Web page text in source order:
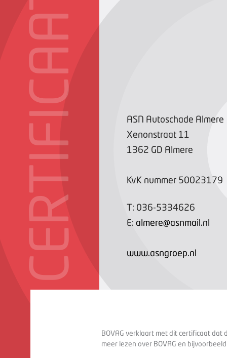
CERTIFICAAT
ASN Autoschade Almere
Xenonstraat 11
1362 GD Almere
KvK nummer 50023179
T: 036-5334626
E: almere@asnmail.nl
www.asngroep.nl
BOVAG verklaart met dit certificaat dat
meer lezen over BOVAG en